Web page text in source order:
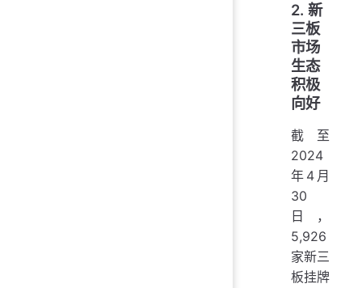
2. 新
三板
市场
生态
积极
向好
截至
2024
年4月
30
日，
5,926
家新三
板挂牌